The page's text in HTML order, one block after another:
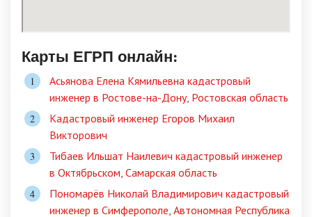
Карты ЕГРП онлайн:
Асьянова Елена Кямильевна кадастровый
инженер в Ростове-на-Дону, Ростовская область
Кадастровый инженер Егоров Михаил
Викторович
Тибаев Ильшат Наилевич кадастровый инженер
в Октябрьском, Самарская область
Пономарёв Николай Владимирович кадастровый
инженер в Симферополе, Автономная Республика